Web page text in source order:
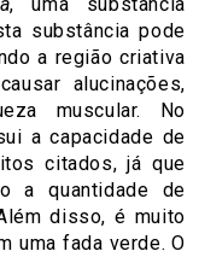
substância pode
a região criativa
alucinações,
muscular. No
a capacidade de
citados, já que
a quantidade de
disso, é muito
uma fada verde. O